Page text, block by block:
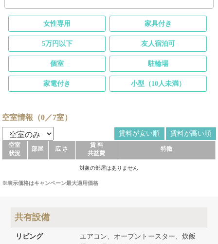
女性専用 家具付き
5万円以下 友人宿泊可
個室 駐輪場
家電付き 小型（10人未満）
空室情報（0／7室）
賃料が安い順 賃料が高い順
空室
状況
部屋 広 さ
賃 料
共益費
特徴
対象の部屋はありません
※表示価格はキャンペーン最大適用価格
共有設備
リビング
エアコン、オーブントースター、炊飯